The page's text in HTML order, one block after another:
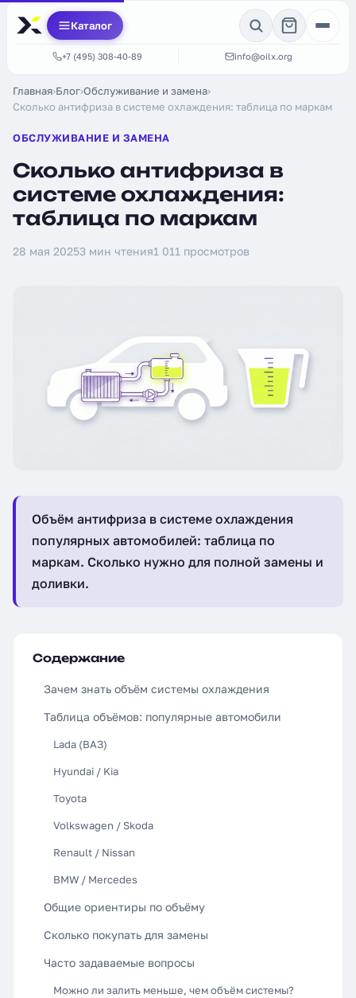
Каталог
+7 (495) 308-40-89 info@oilx.org
Главная›Блог›Обслуживание и замена›
Сколько антифриза в системе охлаждения: таблица по маркам
ОБСЛУЖИВАНИЕ И ЗАМЕНА
Сколько антифриза в
системе охлаждения:
таблица по маркам
28 мая 20253 мин чтения1 011 просмотров
Объём антифриза в системе охлаждения
популярных автомобилей: таблица по
маркам. Сколько нужно для полной замены и
доливки.
Содержание
Зачем знать объём системы охлаждения
Таблица объёмов: популярные автомобили
Lada (ВАЗ)
Hyundai / Kia
Toyota
Volkswagen / Skoda
Renault / Nissan
BMW / Mercedes
Общие ориентиры по объёму
Сколько покупать для замены
Часто задаваемые вопросы
Можно ли залить меньше, чем объём системы?